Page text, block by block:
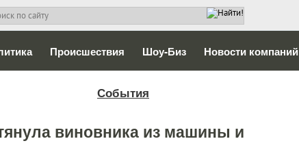
Происшествия Шоу-Биз Новости компаний
События
виновника из машины и